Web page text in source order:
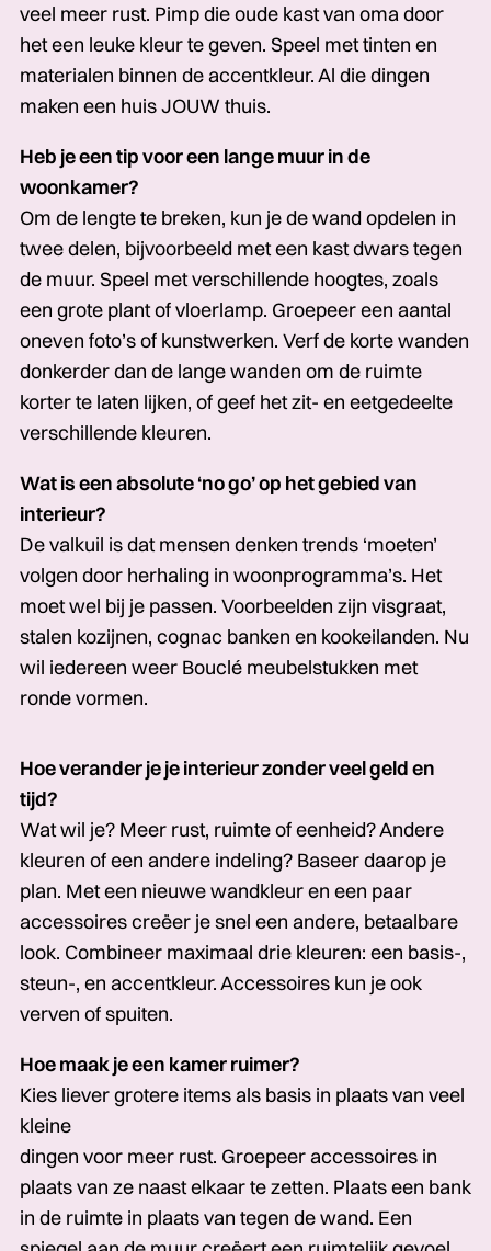
veel meer rust. Pimp die oude kast van oma door
het een leuke kleur te geven. Speel met tinten en
materialen binnen de accentkleur. Al die dingen
maken een huis JOUW thuis.
Heb je een tip voor een lange muur in de
woonkamer?
Om de lengte te breken, kun je de wand opdelen in
twee delen, bijvoorbeeld met een kast dwars tegen
de muur. Speel met verschillende hoogtes, zoals
een grote plant of vloerlamp. Groepeer een aantal
oneven foto’s of kunstwerken. Verf de korte wanden
donkerder dan de lange wanden om de ruimte
korter te laten lijken, of geef het zit- en eetgedeelte
verschillende kleuren.
Wat is een absolute ‘no go’ op het gebied van
interieur?
De valkuil is dat mensen denken trends ‘moeten’
volgen door herhaling in woonprogramma’s. Het
moet wel bij je passen. Voorbeelden zijn visgraat,
stalen kozijnen, cognac banken en kookeilanden. Nu
wil iedereen weer Bouclé meubelstukken met
ronde vormen.
Hoe verander je je interieur zonder veel geld en
tijd?
Wat wil je? Meer rust, ruimte of eenheid? Andere
kleuren of een andere indeling? Baseer daarop je
plan. Met een nieuwe wandkleur en een paar
accessoires creëer je snel een andere, betaalbare
look. Combineer maximaal drie kleuren: een basis-,
steun-, en accentkleur. Accessoires kun je ook
verven of spuiten.
Hoe maak je een kamer ruimer?
Kies liever grotere items als basis in plaats van veel
kleine
dingen voor meer rust. Groepeer accessoires in
plaats van ze naast elkaar te zetten. Plaats een bank
in de ruimte in plaats van tegen de wand. Een